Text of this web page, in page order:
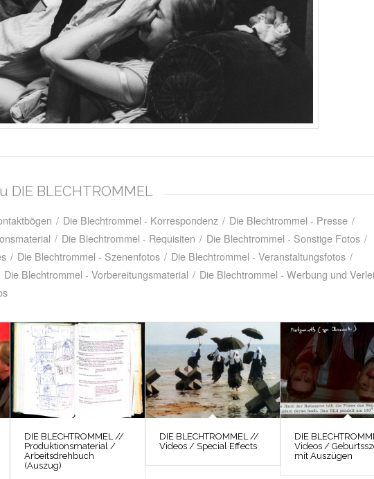
DIE BLECHTROMMEL
/ Die Blechtrommel - Korrespondenz / Die Blechtrommel - Presse /
/ Die Blechtrommel - Requisiten / Die Blechtrommel - Sonstige Fotos /
/ Die Blechtrommel - Szenenfotos / Die Blechtrommel - Veranstaltungsfotos /
Die Blechtrommel - Vorbereitungsmaterial / Die Blechtrommel - Werbung und
DIE BLECHTROMMEL //
Produktionsmaterial /
Arbeitsdrehbuch
(Auszug)
DIE BLECHTROMMEL //
Videos / Special Effects
DIE
Videos /
mit Auszügen